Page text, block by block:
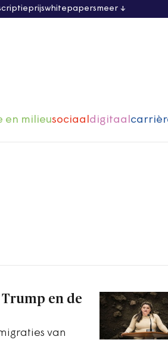
whitepapersmeer
en milieusociaaldigitaal
en de
van